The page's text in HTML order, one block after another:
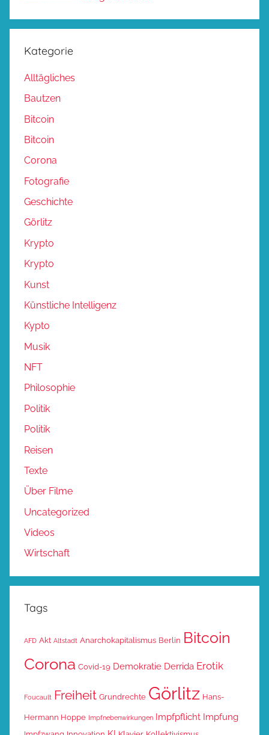
Kategorie
Alltägliches
Bautzen
Bitcoin
Bitcoin
Corona
Fotografie
Geschichte
Görlitz
Krypto
Krypto
Kunst
Künstliche Intelligenz
Kypto
Musik
NFT
Philosophie
Politik
Politik
Reisen
Texte
Über Filme
Uncategorized
Videos
Wirtschaft
Tags
AFD Akt Altstadt Anarchokapitalismus Berlin Bitcoin
Corona Covid-19 Demokratie Derrida Erotik
Foucault Freiheit Grundrechte Görlitz Hans-
Hermann Hoppe Impfnebenwirkungen Impfpflicht Impfung